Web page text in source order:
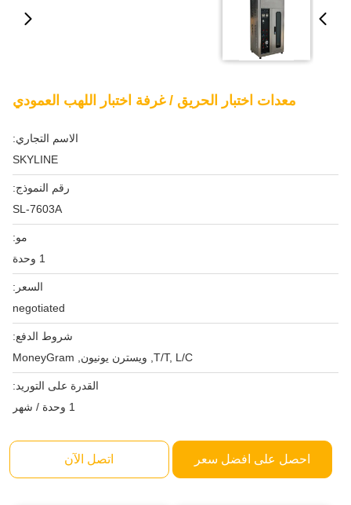
معدات اختبار الحريق / غرفة اختبار اللهب العمودي
الاسم التجاري:
SKYLINE
رقم النموذج:
SL-7603A
مو:
السعر:
negotiated
شروط الدفع:
T/T, L/C, ويسترن يونيون, MoneyGram
القدرة على التوريد:
احصل على افضل سعر اتصل الآن